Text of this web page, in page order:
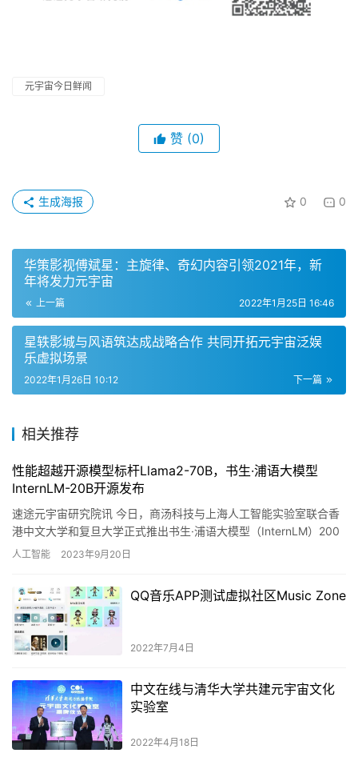
元宇宙今日鲜闻
赞 (0)
0 0
生成海报
华策影视傅斌星：主旋律、奇幻内容引领2021年，新
年将发力元宇宙
上一篇 2022年1月25日 16:46
星轶影城与风语筑达成战略合作 共同开拓元宇宙泛娱
乐虚拟场景
下一篇
2022年1月26日 10:12
相关推荐
性能超越开源模型标杆Llama2-70B，书生·浦语大模型
InternLM-20B开源发布
速途元宇宙研究院讯 今日，商汤科技与上海人工智能实验室联合香
港中文大学和复旦大学正式推出书生·浦语大模型（InternLM）200
亿参数版本InternLM-20B，并在阿里云魔搭…
人工智能 2023年9月20日
QQ音乐APP测试虚拟社区Music Zone
2022年7月4日
中文在线与清华大学共建元宇宙文化
实验室
2022年4月18日